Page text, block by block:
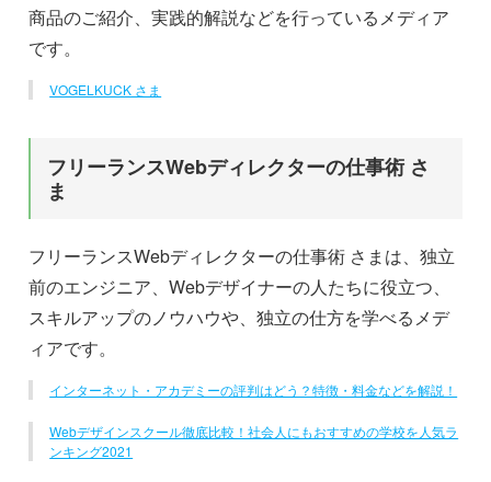
商品のご紹介、実践的解説などを行っているメディア
です。
VOGELKUCK さま
フリーランスWebディレクターの仕事術 さ
ま
フリーランスWebディレクターの仕事術 さまは、独立
前のエンジニア、Webデザイナーの人たちに役立つ、
スキルアップのノウハウや、独立の仕方を学べるメデ
ィアです。
インターネット・アカデミーの評判はどう？特徴・料金などを解説！
Webデザインスクール徹底比較！社会人にもおすすめの学校を人気ラ
ンキング2021